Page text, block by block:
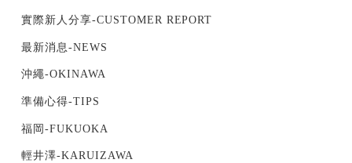
實際新人分享-CUSTOMER REPORT
最新消息-NEWS
沖繩-OKINAWA
準備心得-TIPS
福岡-FUKUOKA
輕井澤-KARUIZAWA